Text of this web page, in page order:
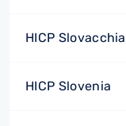
HICP Slovacchia
HICP Slovenia